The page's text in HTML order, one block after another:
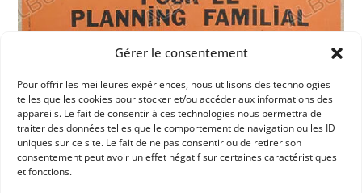
Gérer le consentement
Pour offrir les meilleures expériences, nous utilisons des technologies
telles que les cookies pour stocker et/ou accéder aux informations des
appareils. Le fait de consentir à ces technologies nous permettra de
traiter des données telles que le comportement de navigation ou les ID
uniques sur ce site. Le fait de ne pas consentir ou de retirer son
consentement peut avoir un effet négatif sur certaines caractéristiques
et fonctions.
Dans les catégories
RESSOURCES
CRÉTEIL